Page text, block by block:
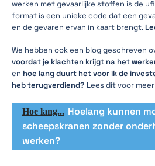
werken met gevaarlijke stoffen is de
format is een unieke code dat een
en de gevaren ervan in kaart brengt.
We hebben ook een blog geschreven
voordat je klachten krijgt na het
en hoe lang duurt het voor ik de
heb terugverdiend? Lees dit voor
Hoe lang... Hoelang kunnen
scheepskranen zonder
werken?